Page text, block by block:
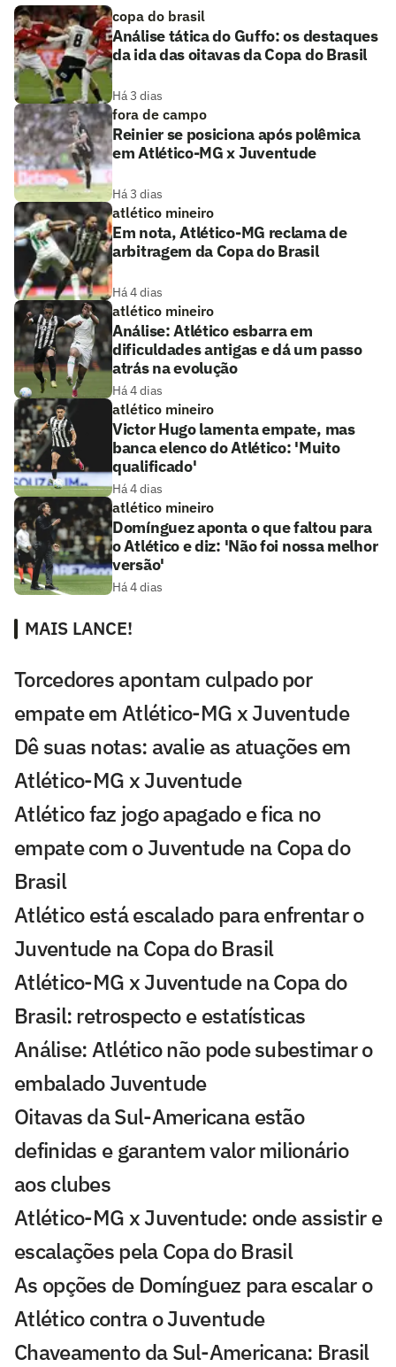
copa do brasil
Análise tática do Guffo: os destaques
da ida das oitavas da Copa do Brasil
Há 3 dias
fora de campo
Reinier se posiciona após polêmica
em Atlético-MG x Juventude
Há 3 dias
atlético mineiro
Em nota, Atlético-MG reclama de
arbitragem da Copa do Brasil
Há 4 dias
atlético mineiro
Análise: Atlético esbarra em
dificuldades antigas e dá um passo
atrás na evolução
Há 4 dias
atlético mineiro
Victor Hugo lamenta empate, mas
banca elenco do Atlético: 'Muito
qualificado'
Há 4 dias
atlético mineiro
Domínguez aponta o que faltou para
o Atlético e diz: 'Não foi nossa melhor
versão'
Há 4 dias
MAIS LANCE!
Torcedores apontam culpado por
empate em Atlético-MG x Juventude
Dê suas notas: avalie as atuações em
Atlético-MG x Juventude
Atlético faz jogo apagado e fica no
empate com o Juventude na Copa do
Brasil
Atlético está escalado para enfrentar o
Juventude na Copa do Brasil
Atlético-MG x Juventude na Copa do
Brasil: retrospecto e estatísticas
Análise: Atlético não pode subestimar o
embalado Juventude
Oitavas da Sul-Americana estão
definidas e garantem valor milionário
aos clubes
Atlético-MG x Juventude: onde assistir e
escalações pela Copa do Brasil
As opções de Domínguez para escalar o
Atlético contra o Juventude
Chaveamento da Sul-Americana: Brasil